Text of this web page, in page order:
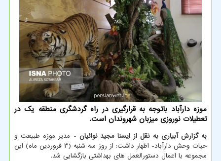
موزه دارآباد باتوجه به قرارگیری در راه گردشگری منطقه یک در
تعطیلات نوروزی میزبان شهروندان است.
به گزارش آبیاری به نقل از ایسنا مجید نوائیان - مدیر موزه طبیعت و
حیات وحش دارآباد- اظهار داشت: از روز سه شنبه (۳ فروردین ماه) این
مجموعه با اعمال دستورالعمل های بهداشتی بازگشایی شد.